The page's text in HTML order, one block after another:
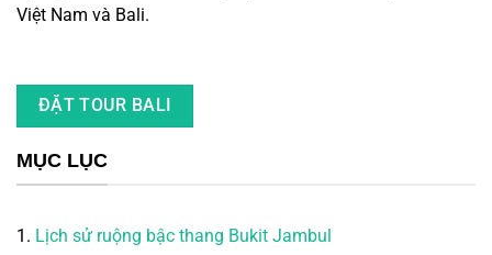
Việt Nam và Bali.
ĐẶT TOUR BALI
MỤC LỤC
1. Lịch sử ruộng bậc thang Bukit Jambul